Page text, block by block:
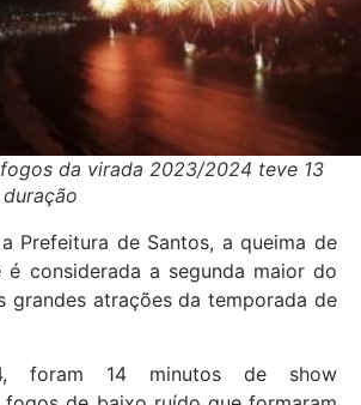
da virada 2023/2024 teve 13
Prefeitura de Santos, a queima de
considerada a segunda maior do
grandes atrações da temporada de
foram 14 minutos de show